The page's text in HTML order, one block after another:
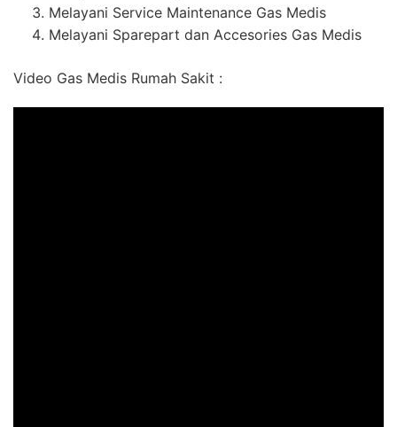
Melayani Service Maintenance Gas Medis
Melayani Sparepart dan Accesories Gas Medis
Video Gas Medis Rumah Sakit :